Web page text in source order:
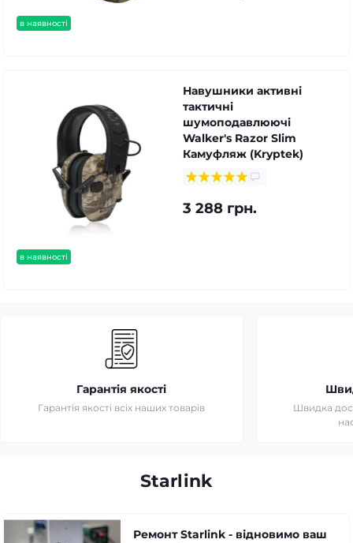
в наявності
в наявності
Навушники активні
тактичні
шумоподавлюючі
Walker's Razor Slim
Камуфляж (Kryptek)
3 288 грн.
Гарантія якості
Гарантія якості всіх наших товарів
Швидка
Starlink
Ремонт Starlink - відновимо ваш